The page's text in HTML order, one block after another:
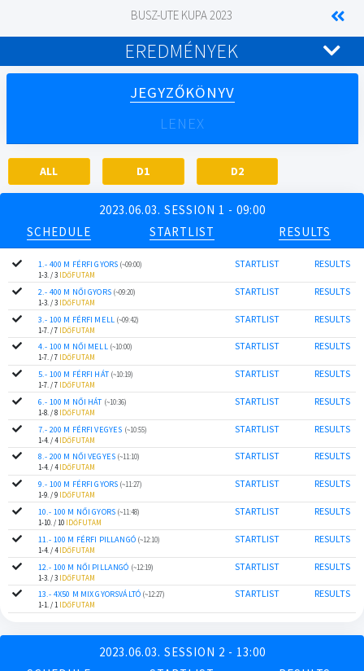
BUSZ-UTE KUPA 2023
EREDMÉNYEK
JEGYZŐKÖNYV
LENEX
ALL D1 D2
2023.06.03. SESSION 1 - 09:00
SCHEDULE
STARTLIST RESULTS
1.- 400 M FÉRFI GYORS (~09:00)
1-3. / 3 IDŐFUTAM
STARTLIST RESULTS
2.- 400 M NŐI GYORS (~09:20)
1-3. / 3 IDŐFUTAM
STARTLIST RESULTS
3.- 100 M FÉRFI MELL (~09:42)
1-7. / 7 IDŐFUTAM
STARTLIST RESULTS
4.- 100 M NŐI MELL (~10:00)
1-7. / 7 IDŐFUTAM
STARTLIST RESULTS
5.- 100 M FÉRFI HÁT (~10:19)
1-7. / 7 IDŐFUTAM
STARTLIST RESULTS
6.- 100 M NŐI HÁT (~10:36)
1-8. / 8 IDŐFUTAM
STARTLIST RESULTS
7.- 200 M FÉRFI VEGYES (~10:55)
1-4. / 4IDŐFUTAM
STARTLIST RESULTS
8.- 200 M NŐI VEGYES (~11:10)
1-4. / 4 IDŐFUTAM
STARTLIST RESULTS
9.- 100 M FÉRFI GYORS (~11:27)
1-9. / 9 IDŐFUTAM
STARTLIST RESULTS
10.- 100 M NŐI GYORS (~11:48)
1-10. / 10 IDŐFUTAM
STARTLIST RESULTS
11.- 100 M FÉRFI PILLANGÓ (~12:10)
1-4. / 4IDŐFUTAM
STARTLIST RESULTS
12.- 100 M NŐI PILLANGÓ (~12:19)
1-3. / 3 IDŐFUTAM
STARTLIST RESULTS
13.- 4X50 M MIX GYORSVÁLTÓ (~12:27)
1-1. / 1
IDŐFUTAM
STARTLIST RESULTS
2023.06.03. SESSION 2 - 13:00